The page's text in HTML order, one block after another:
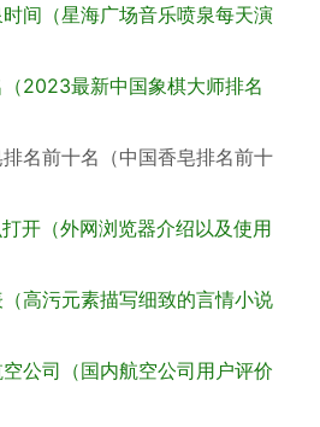
间（星海广场音乐喷泉每天演
2023最新中国象棋大师排名
名前十名（中国香皂排名前十
开（外网浏览器介绍以及使用
高污元素描写细致的言情小说
公司（国内航空公司用户评价